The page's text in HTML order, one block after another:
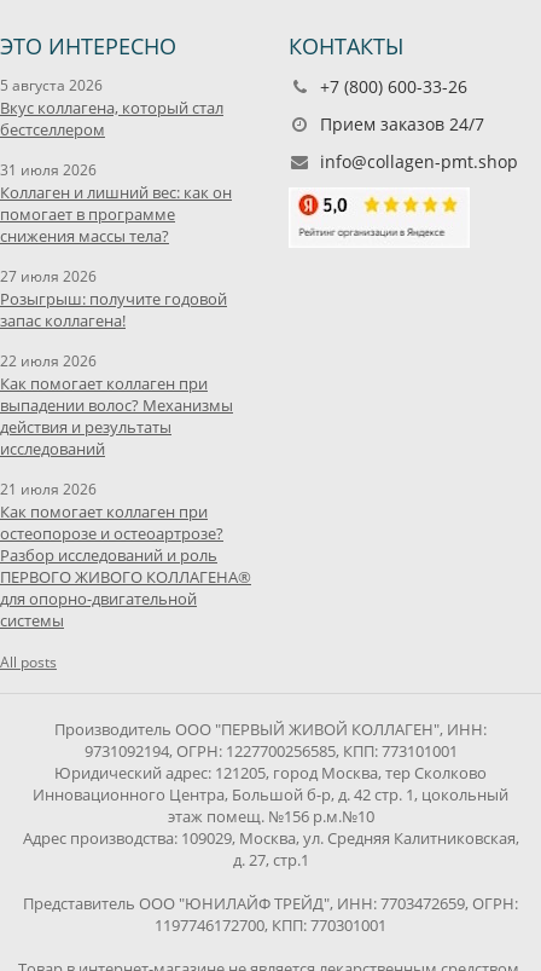
ЭТО ИНТЕРЕСНО
5 августа 2026
Вкус коллагена, который стал
бестселлером
31 июля 2026
Коллаген и лишний вес: как он
помогает в программе
снижения массы тела?
27 июля 2026
Розыгрыш: получите годовой
запас коллагена!
22 июля 2026
Как помогает коллаген при
выпадении волос? Механизмы
действия и результаты
исследований
21 июля 2026
Как помогает коллаген при
остеопорозе и остеоартрозе?
Разбор исследований и роль
ПЕРВОГО ЖИВОГО КОЛЛАГЕНА®
для опорно-двигательной
системы
All posts
КОНТАКТЫ
+7 (800) 600-33-26
Прием заказов 24/7
info@collagen-pmt.shop
Производитель ООО "ПЕРВЫЙ ЖИВОЙ КОЛЛАГЕН", ИНН:
9731092194, ОГРН: 1227700256585, КПП: 773101001
Юридический адрес: 121205, город Москва, тер Сколково
Инновационного Центра, Большой б-р, д. 42 стр. 1, цокольный
этаж помещ. №156 р.м.№10
Адрес производства: 109029, Москва, ул. Средняя Калитниковская,
д. 27, стр.1
Представитель ООО "ЮНИЛАЙФ ТРЕЙД", ИНН: 7703472659, ОГРН:
1197746172700, КПП: 770301001